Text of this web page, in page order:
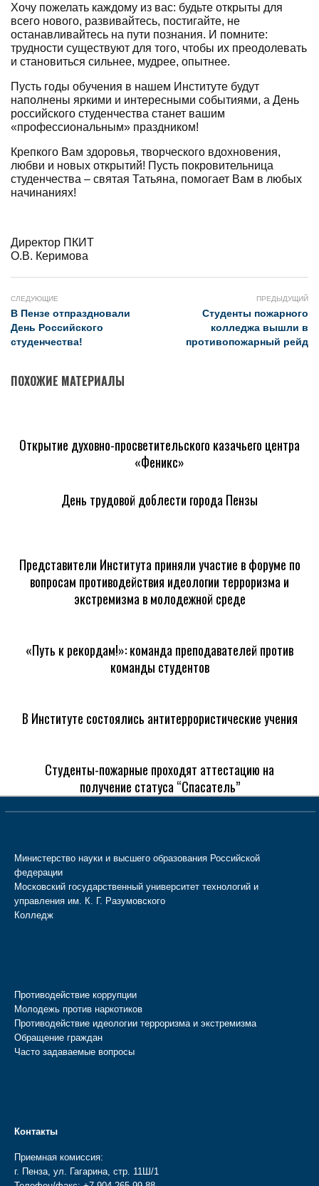
Хочу пожелать каждому из вас: будьте открыты для
всего нового, развивайтесь, постигайте, не
останавливайтесь на пути познания. И помните:
трудности существуют для того, чтобы их преодолевать
и становиться сильнее, мудрее, опытнее.
Пусть годы обучения в нашем Институте будут
наполнены яркими и интересными событиями, а День
российского студенчества станет вашим
«профессиональным» праздником!
Крепкого Вам здоровья, творческого вдохновения,
любви и новых открытий! Пусть покровительница
студенчества – святая Татьяна, помогает Вам в любых
начинаниях!
Директор ПКИТ
О.В. Керимова
СЛЕДУЮЩИЕ
В Пензе отпраздновали
День Российского
студенчества!
ПРЕДЫДУЩИЙ
Студенты пожарного
колледжа вышли в
противопожарный рейд
ПОХОЖИЕ МАТЕРИАЛЫ
Открытие духовно-просветительского казачьего центра
«Феникс»
День трудовой доблести города Пензы
Представители Института приняли участие в форуме по
вопросам противодействия идеологии терроризма и
экстремизма в молодежной среде
«Путь к рекордам!»: команда преподавателей против
команды студентов
В Институте состоялись антитеррористические учения
Студенты-пожарные проходят аттестацию на
получение статуса “Спасатель”
Министерство науки и высшего образования Российской
федерации
Московский государственный университет технологий и
управления им. К. Г. Разумовского
Колледж
Противодействие коррупции
Молодежь против наркотиков
Противодействие идеологии терроризма и экстремизма
Обращение граждан
Часто задаваемые вопросы
Контакты
Приемная комиссия:
г. Пенза, ул. Гагарина, стр. 11Ш/1